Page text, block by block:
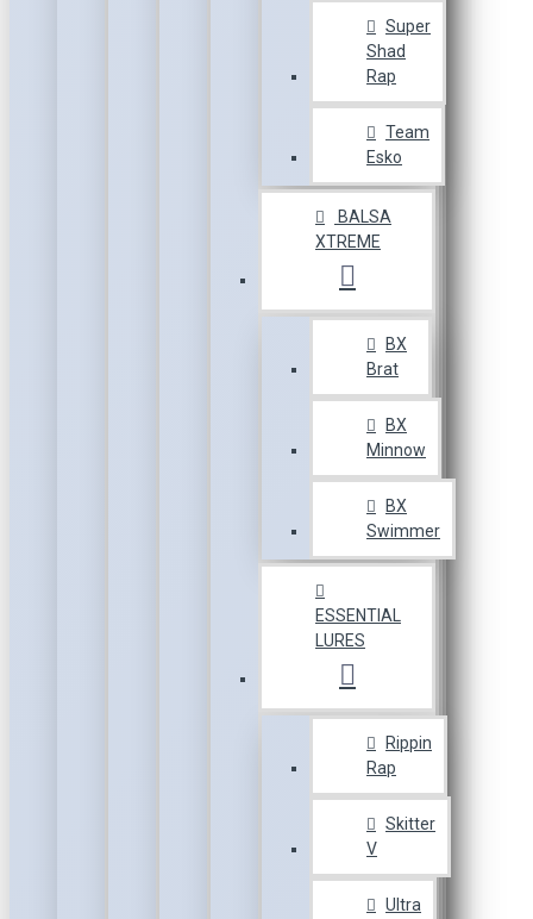
Super
Shad
Rap
Team
Esko
BALSA
XTREME
BX
Brat
BX
Minnow
BX
Swimmer
ESSENTIAL
LURES
Rippin
Rap
Skitter
V
Ultra